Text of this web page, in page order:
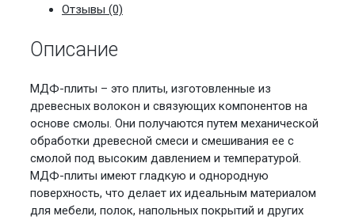
Отзывы (0)
Описание
МДФ-плиты – это плиты, изготовленные из
древесных волокон и связующих компонентов на
основе смолы. Они получаются путем механической
обработки древесной смеси и смешивания ее с
смолой под высоким давлением и температурой.
МДФ-плиты имеют гладкую и однородную
поверхность, что делает их идеальным материалом
для мебели, полок, напольных покрытий и других